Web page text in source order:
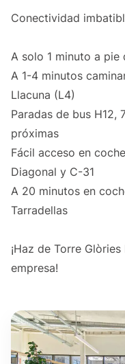
Conectividad
A solo 1 minuto a pie
A 1-4 minutos
Llacuna (L4)
Paradas de bus H12,
próximas
Fácil acceso en
Diagonal y C-31
A 20 minutos en
Tarradellas
¡Haz de Torre
empresa!